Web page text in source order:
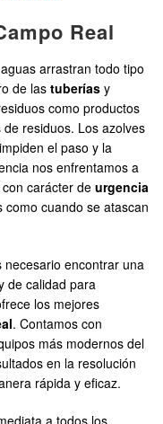
Real
arrastran todo tipo
de las tuberías y
como productos
residuos. Los azolves
el paso y la
nos enfrentamos a
carácter de urgencia
cuando se atascan
encontrar una
de calidad para
los mejores
. Contamos con
más modernos del
en la resolución
rápida y eficaz.
a todos los